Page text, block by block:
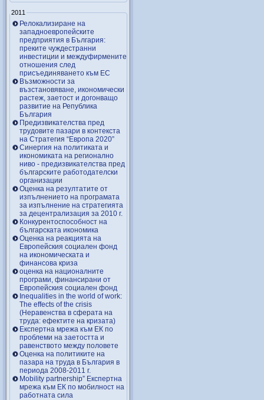
2011
Релокализиране на
западноевропейските
предприятия в България:
преките чуждестранни
инвестиции и междуфирмените
отношения след
присъединяването към ЕС
Възможности за
възстановяване, икономически
растеж, заетост и догонващо
развитие на Република
България
Предизвикателства пред
трудовите пазари в контекста
на Стратегия “Европа 2020”
Синергия на политиката и
икономиката на регионално
ниво - предизвикателства пред
българските работодателски
организации
Оценка на резултатите от
изпълнението на програмата
за изпълнение на стратегията
за децентрализация за 2010 г.
Конкурентоспособност на
българската икономика
Оценка на реакцията на
Европейския социален фонд
на икономическата и
финансова криза
оценка на националните
програми, финансирани от
Европейския социален фонд
Inequalities in the world of work:
The effects of the crisis
(Неравенства в сферата на
труда: ефектите на кризата)
Експертна мрежа към ЕК по
проблеми на заетостта и
равенството между половете
Оценка на политиките на
пазара на труда в България в
периода 2008-2011 г.
Mobility partnership” Експертна
мрежа към ЕК по мобилност на
работната сила